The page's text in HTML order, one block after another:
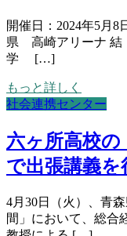
開催日：2024年5月
県 高崎アリーナ
学 […]
もっと詳しく
社会連携センター
六ヶ所高校の
で出張講義を
4月30日（火）、青
間」において、総合